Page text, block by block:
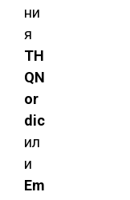
ни
я
TH
QN
or
dic
ил
и
Em